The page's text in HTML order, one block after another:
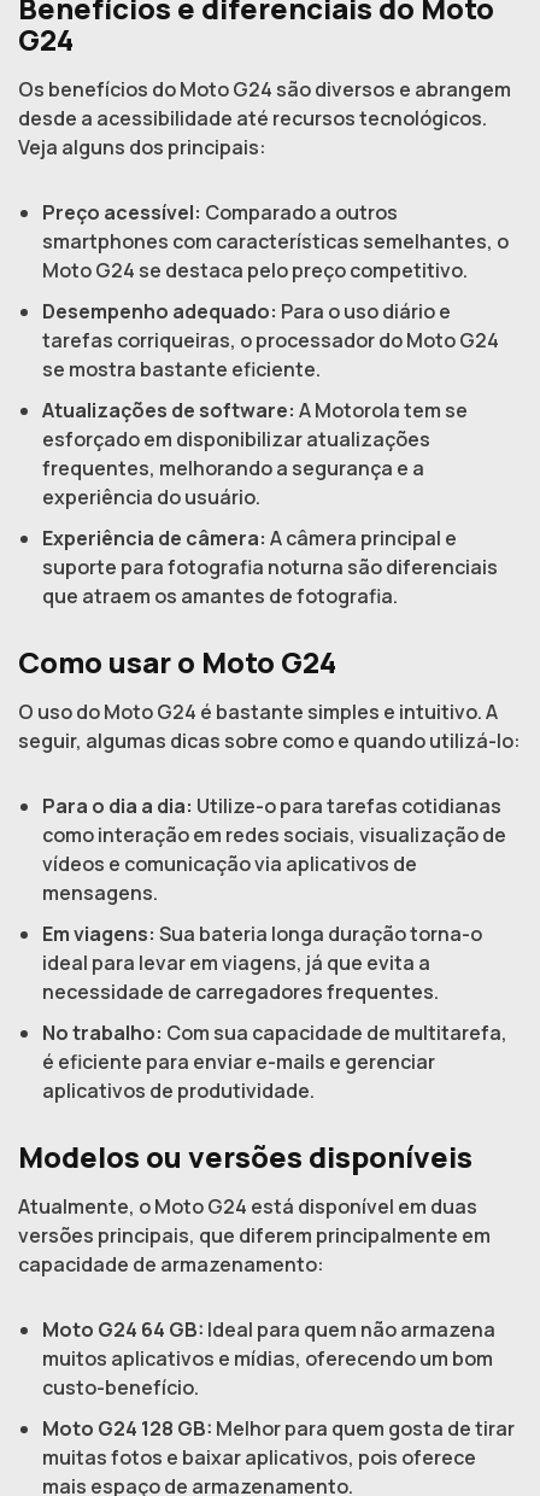
G24
Os benefícios do Moto G24 são diversos e abrangem
desde a acessibilidade até recursos tecnológicos.
Veja alguns dos principais:
Preço acessível: Comparado a outros
smartphones com características semelhantes, o
Moto G24 se destaca pelo preço competitivo.
Desempenho adequado: Para o uso diário e
tarefas corriqueiras, o processador do Moto G24
se mostra bastante eficiente.
Atualizações de software: A Motorola tem se
esforçado em disponibilizar atualizações
frequentes, melhorando a segurança e a
experiência do usuário.
Experiência de câmera: A câmera principal e
suporte para fotografia noturna são diferenciais
que atraem os amantes de fotografia.
Como usar o Moto G24
O uso do Moto G24 é bastante simples e intuitivo. A
seguir, algumas dicas sobre como e quando utilizá-lo:
Para o dia a dia: Utilize-o para tarefas cotidianas
como interação em redes sociais, visualização de
vídeos e comunicação via aplicativos de
mensagens.
Em viagens: Sua bateria longa duração torna-o
ideal para levar em viagens, já que evita a
necessidade de carregadores frequentes.
No trabalho: Com sua capacidade de multitarefa,
é eficiente para enviar e-mails e gerenciar
aplicativos de produtividade.
Modelos ou versões disponíveis
Atualmente, o Moto G24 está disponível em duas
versões principais, que diferem principalmente em
capacidade de armazenamento:
Moto G24 64 GB: Ideal para quem não armazena
muitos aplicativos e mídias, oferecendo um bom
custo-benefício.
Moto G24 128 GB: Melhor para quem gosta de tirar
muitas fotos e baixar aplicativos, pois oferece
mais espaço de armazenamento.